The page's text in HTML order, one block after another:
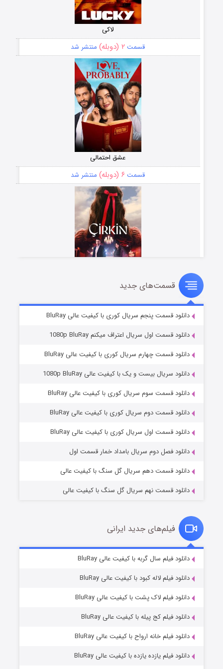
لاکی
قسمت ۲ (دوبله) منتشر شد
عشق احتمالی
قسمت ۶ (دوبله) منتشر شد
سریال زشت
قسمت۵ (زیرنویس) منتشر شد
وستی ها
قسمت۱ (زیرنویس) منتشر شد
قسمت۶ (زیرنویس) منتشر شد
قسمت‌های جدید
دانلود قسمت پنجم سریال کوری با کیفیت عالی BluRay
دانلود قسمت اول سریال اعتراف میکنم 1080p BluRay
دانلود قسمت چهارم سریال کوری با کیفیت عالی BluRay
دانلود سریال بیست و یک با کیفیت عالی 1080p BluRay
دانلود قسمت سوم سریال کوری با کیفیت عالی BluRay
دانلود قسمت دوم سریال کوری با کیفیت عالی BluRay
دانلود قسمت اول سریال کوری با کیفیت عالی BluRay
دانلود فصل دوم سریال بامداد خمار قسمت اول
دانلود قسمت دهم سریال گل سنگ با کیفیت عالی
دانلود قسمت نهم سریال گل سنگ با کیفیت عالی
فیلم‌های جدید ایرانی
دانلود فیلم سال گربه با کیفیت عالی BluRay
دانلود فیلم لاله کبود با کیفیت عالی BluRay
دانلود فیلم لاک پشت با کیفیت عالی BluRay
دانلود فیلم کج‌ پیله با کیفیت عالی BluRay
دانلود فیلم خانه ارواح با کیفیت عالی BluRay
دانلود فیلم یازده یازده با کیفیت عالی BluRay